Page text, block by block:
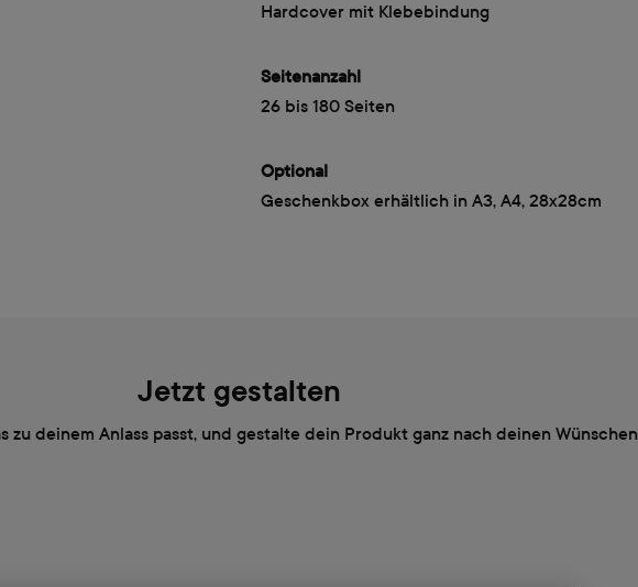
Hardcover mit Klebebindung
Seitenanzahl
26 bis 180 Seiten
Optional
Geschenkbox erhältlich in A3, A4, 28x28cm
Jetzt gestalten
zu deinem Anlass passt, und gestalte dein Produkt ganz nach deinen Wünschen